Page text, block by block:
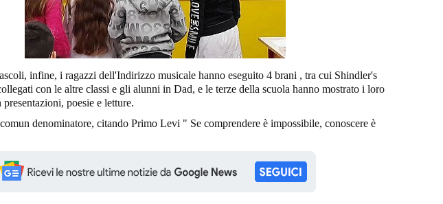
infine, i ragazzi dell'Indirizzo musicale hanno eseguito 4 brani , tra cui Shindler's
con le altre classi e gli alunni in Dad, e le terze della scuola hanno mostrato i loro
poesie e letture.
denominatore, citando Primo Levi " Se comprendere è impossibile, conoscere è